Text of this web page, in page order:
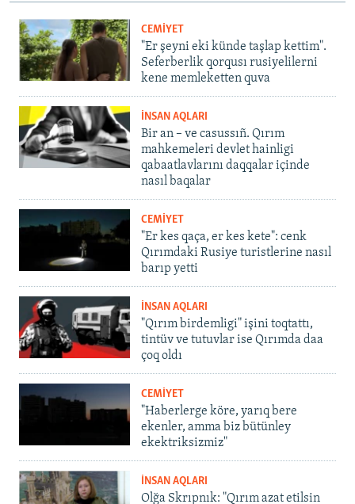
CEMİYET
"Er şeyni eki künde taşlap kettim".
Seferberlik qorqusı rusiyelilerni
kene memleketten quva
İNSAN AQLARI
Bir an – ve casussıñ. Qırım
mahkemeleri devlet hainligi
qabaatlavlarını daqqalar içinde
nasıl baqalar
CEMİYET
"Er kes qaça, er kes kete": cenk
Qırımdaki Rusiye turistlerine nasıl
barıp yetti
İNSAN AQLARI
"Qırım birdemligi" işini toqtattı,
tintüv ve tutuvlar ise Qırımda daa
çoq oldı
CEMİYET
"Haberlerge köre, yarıq bere
ekenler, amma biz bütünley
ekektriksizmiz"
İNSAN AQLARI
Olğa Skrıpnık: "Qırım azat etilsin